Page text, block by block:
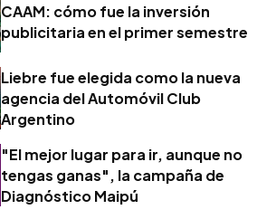
CAAM: cómo fue la inversión
publicitaria en el primer semestre
Liebre fue elegida como la nueva
agencia del Automóvil Club
Argentino
"El mejor lugar para ir, aunque no
tengas ganas", la campaña de
Diagnóstico Maipú